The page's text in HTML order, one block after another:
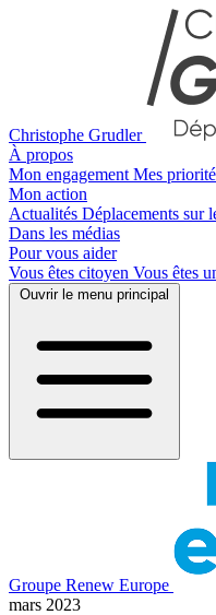
Christophe Grudler
À propos
Mon engagement Mes
Mon action
Actualités Déplacements sur
Dans les médias
Pour vous aider
Vous êtes citoyen Vous êtes
Ouvrir le menu principal
Groupe Renew Europe
mars 2023